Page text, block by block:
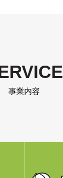
事業内容